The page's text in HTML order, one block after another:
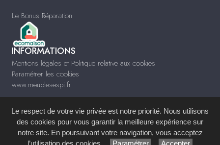
Le Bonus Réparation
INFORMATIONS
Mentions légales et Politique relative aux cookies
Paramétrer les cookies
www.meublesespi.fr
Site réalisé avec leSystème de Gestion de Contenu (SGC)imagenia, créé et
Le respect de votre vie privée est notre priorité. Nous utilisons
des cookies pour vous garantir la meilleure expérience sur
notre site. En poursuivant votre navigation, vous acceptez
l’utilisation des cookies.
Paramétrer Accepter